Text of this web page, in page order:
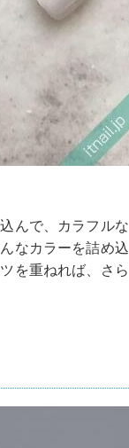
んで、カラフルな
なカラーを詰め込
を重ねれば、さら